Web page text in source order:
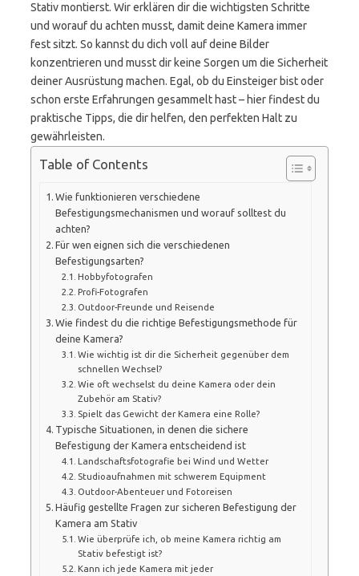
Stativ montierst. Wir erklären dir die wichtigsten Schritte
und worauf du achten musst, damit deine Kamera immer
fest sitzt. So kannst du dich voll auf deine Bilder
konzentrieren und musst dir keine Sorgen um die Sicherheit
deiner Ausrüstung machen. Egal, ob du Einsteiger bist oder
schon erste Erfahrungen gesammelt hast – hier findest du
praktische Tipps, die dir helfen, den perfekten Halt zu
gewährleisten.
Table of Contents
Wie funktionieren verschiedene
Befestigungsmechanismen und worauf solltest du
achten?
Für wen eignen sich die verschiedenen
Befestigungsarten?
Hobbyfotografen
Profi-Fotografen
Outdoor-Freunde und Reisende
Wie findest du die richtige Befestigungsmethode für
deine Kamera?
Wie wichtig ist dir die Sicherheit gegenüber dem
schnellen Wechsel?
Wie oft wechselst du deine Kamera oder dein
Zubehör am Stativ?
Spielt das Gewicht der Kamera eine Rolle?
Typische Situationen, in denen die sichere
Befestigung der Kamera entscheidend ist
Landschaftsfotografie bei Wind und Wetter
Studioaufnahmen mit schwerem Equipment
Outdoor-Abenteuer und Fotoreisen
Häufig gestellte Fragen zur sicheren Befestigung der
Kamera am Stativ
Wie überprüfe ich, ob meine Kamera richtig am
Stativ befestigt ist?
Kann ich jede Kamera mit jeder